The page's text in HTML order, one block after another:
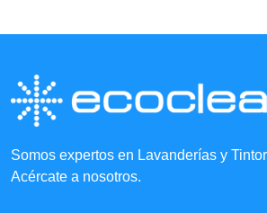
Somos expertos en Lavanderías y
Acércate a nosotros.